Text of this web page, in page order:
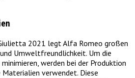
2021 legt Alfa Romeo großen
Umweltfreundlichkeit. Um die
werden bei der Produktion
verwendet. Diese